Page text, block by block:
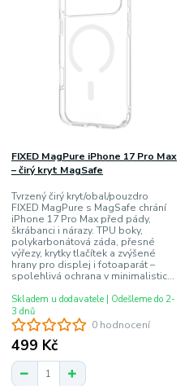
0 hodnocení
FIXED MagPure iPhone 17 Pro Max
– čirý kryt MagSafe
Tvrzený čirý kryt/obal/pouzdro
FIXED MagPure s MagSafe chrání
iPhone 17 Pro Max před pády,
škrábanci i nárazy. TPU boky,
polykarbonátová záda, přesné
výřezy, krytky tlačítek a zvýšené
hrany pro displej i fotoaparát –
spolehlivá ochrana v minimalistic...
499 Kč
Skladem u dodavatele | Odešleme do 2-
3 dnů